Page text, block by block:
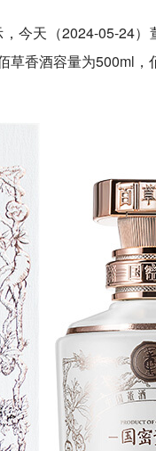
今天（2024-05-24
香酒容量为500ml，